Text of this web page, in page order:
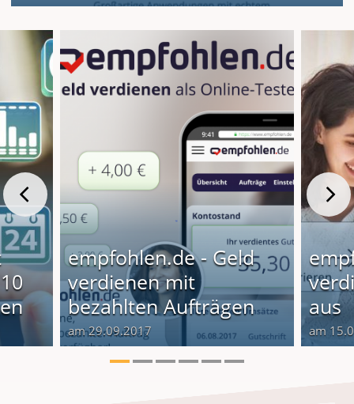
empfohlen.de - Geld
verdienen mit
bezahlten Aufträgen
am 29.09.2017
aus
am